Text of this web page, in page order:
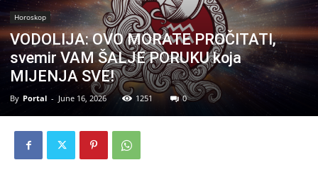
Horoskop
VODOLIJA: OVO MORATE PROČITATI,
svemir VAM ŠALJE PORUKU koja
MIJENJA SVE!
By Portal - June 16, 2026 1251 0